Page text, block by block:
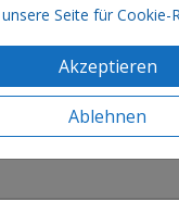
unsere Seite für Cookie-
Akzeptieren
Ablehnen